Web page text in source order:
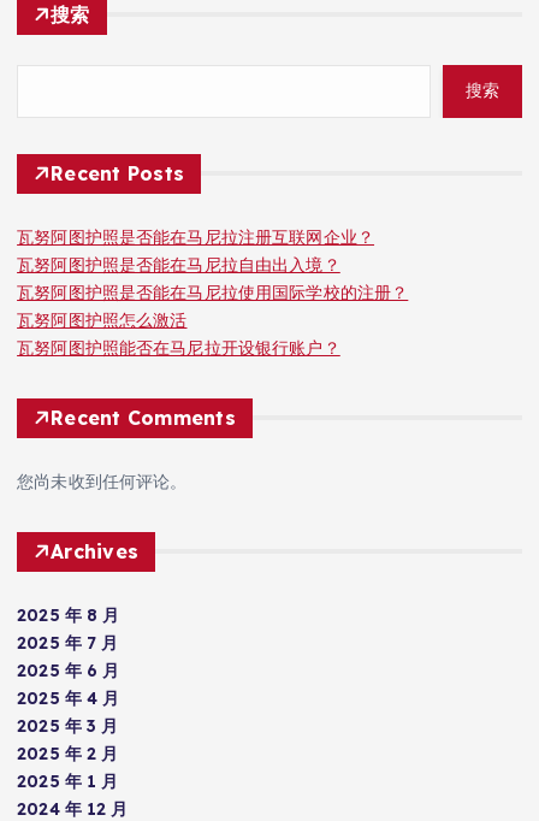
搜索
搜索
Recent Posts
瓦努阿图护照是否能在马尼拉注册互联网企业？
瓦努阿图护照是否能在马尼拉自由出入境？
瓦努阿图护照是否能在马尼拉使用国际学校的注册？
瓦努阿图护照怎么激活
瓦努阿图护照能否在马尼拉开设银行账户？
Recent Comments
您尚未收到任何评论。
Archives
2025 年 8 月
2025 年 7 月
2025 年 6 月
2025 年 4 月
2025 年 3 月
2025 年 2 月
2025 年 1 月
2024 年 12 月